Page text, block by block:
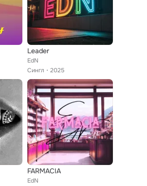
Leader
EdN
Сингл
2025
FARMACIA
EdN